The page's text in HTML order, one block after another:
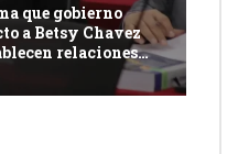
que gobierno
a Betsy Chavez
relaciones